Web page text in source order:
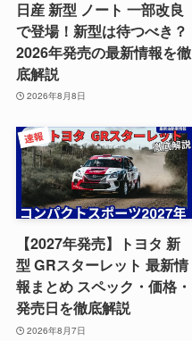
日産 新型 ノート 一部改良
で登場！新型は待つべき？
2026年発売の最新情報を徹
底解説
2026年8月8日
【2027年発売】トヨタ 新
型 GRスターレット 最新情
報まとめ スペック・価格・
発売日を徹底解説
2026年8月7日